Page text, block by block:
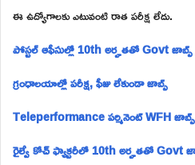
ఈ ఉద్యోగాలకు ఎటువంటి రాత పరీక్ష లేదు.
పోస్టల్ ఆఫీసుల్లో 10th అర్హతతో Govt జాబ్స్
గ్రంధాలయాల్లో పరీక్ష, ఫీజు లేకుండా జాబ్స్
Teleperformance పర్మినెంట్ WFH జాబ్స్
రైల్వే కోచ్ ఫ్యాక్టరీలో 10th అర్హతతో Govt